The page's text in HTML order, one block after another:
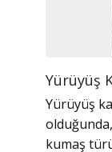
Yürüyüş
Yürüyüş
kumaş